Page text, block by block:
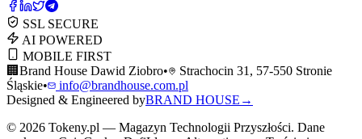
SSL SECURE
AI POWERED
MOBILE FIRST
🏢 Brand House Dawid Ziobro•
Strachocin 31, 57-550 Stronie
Śląskie•
info@brandhouse.com.pl
Designed & Engineered byBRAND HOUSE →
© 2026 Tokeny.pl — Magazyn Technologii Przyszłości. Dane